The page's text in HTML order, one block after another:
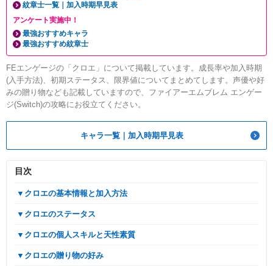
紋章士一覧｜加入時期早見表
アンケート実施中！
最強おすすめキャラ
最強おすすめ紋章士
FEエンゲージの「クロエ」について掲載しています。成長率や加入時期
(入手方法)、初期ステータス、限界値についてまとめてします。声優や好
みの贈り物なども記載していますので、ファイアーエムブレム エンゲー
ジ(Switch)の攻略にお役立てください。
キャラ一覧｜加入時期早見表
目次
▼クロエの基本情報と加入方法
▼クロエのステータス
▼クロエの個人スキルと天性素質
▼クロエの贈り物の好み